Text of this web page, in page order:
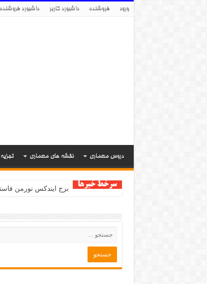
ورود فروشنده داشبورد کاربر داشبورد فروشنده
دروس معماری نقشه های معماری
سرخط خبرها برج ایندکس نورمن